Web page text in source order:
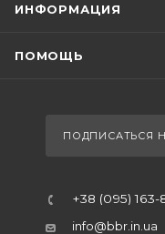
ИНФОРМАЦИЯ
ПОМОЩЬ
ПОДПИСАТЬСЯ
+38 (095) 163-
info@bbr.in.ua